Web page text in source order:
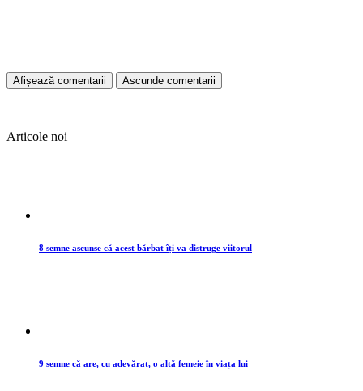
Afișează comentarii Ascunde comentarii
Articole noi
8 semne ascunse că acest bărbat îți va distruge viitorul
9 semne că are, cu adevărat, o altă femeie în viața lui